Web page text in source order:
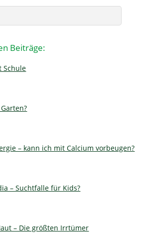
Beiträge:
Schule
– kann ich mit Calcium vorbeugen?
– Suchtfalle für Kids?
– Die größten Irrtümer